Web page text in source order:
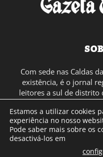
Com sede nas Caldas
existência, é o jornal
leitores a sul de distrito
em Portugal
Estamos a utilizar cookies
experiência no nosso
Pode saber mais sobre os
desactivá-los em